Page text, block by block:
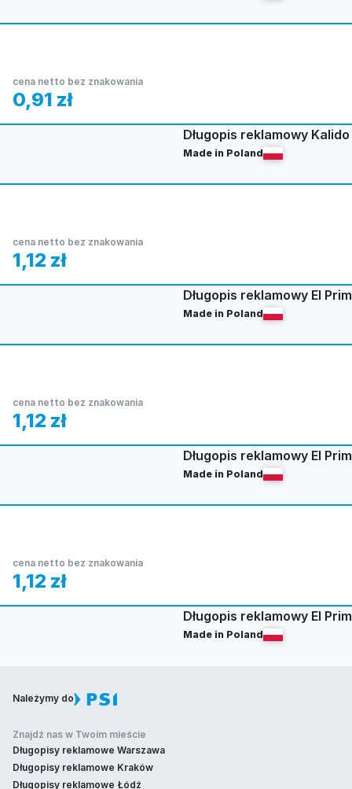
cena netto bez znakowania
0,91 zł
Długopis reklamowy
Made in Poland
cena netto bez znakowania
1,12 zł
Długopis reklamowy El
Made in Poland
cena netto bez znakowania
1,12 zł
Długopis reklamowy El
Made in Poland
cena netto bez znakowania
1,12 zł
Długopis reklamowy El
Made in Poland
Należymy do
Znajdź nas w Twoim mieście
Długopisy reklamowe Warszawa
Długopisy reklamowe Kraków
Długopisy reklamowe Łódź